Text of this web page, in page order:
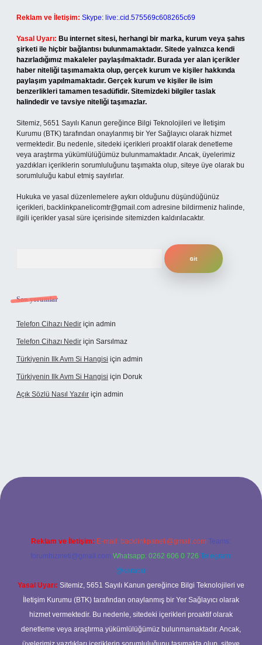
Reklam ve İletişim: Skype: live:.cid.575569c608265c69
Yasal Uyarı: Bu internet sitesi, herhangi bir marka, kurum veya şahıs
şirketi ile hiçbir bağlantısı bulunmamaktadır. Sitede yalnızca kendi
hazırladığımız makaleler paylaşılmaktadır. Burada yer alan içerikler
haber niteliği taşımamakta olup, gerçek kurum ve kişiler hakkında
paylaşım yapılmamaktadır. Gerçek kurum ve kişiler ile isim
benzerlikleri tamamen tesadüfidir. Sitemizdeki bilgiler taslak
halindedir ve tavsiye niteliği taşımazlar.
Sitemiz, 5651 Sayılı Kanun gereğince Bilgi Teknolojileri ve İletişim
Kurumu (BTK) tarafından onaylanmış bir Yer Sağlayıcı olarak hizmet
vermektedir. Bu nedenle, sitedeki içerikleri proaktif olarak denetleme
veya araştırma yükümlülüğümüz bulunmamaktadır. Ancak, üyelerimiz
yazdıkları içeriklerin sorumluluğunu taşımakta olup, siteye üye olarak bu
sorumluluğu kabul etmiş sayılırlar.
Hukuka ve yasal düzenlemelere aykırı olduğunu düşündüğünüz
içerikleri, backlinkpanelicomtr@gmail.com adresine bildirmeniz halinde,
ilgili içerikler yasal süre içerisinde sitemizden kaldırılacaktır.
Son yorumlar
Telefon Cihazı Nedir için admin
Telefon Cihazı Nedir için Sarsılmaz
Türkiyenin Ilk Avm Si Hangisi için admin
Türkiyenin Ilk Avm Si Hangisi için Doruk
Açık Sözlü Nasıl Yazılır için admin
Reklam ve İletişim: E-mail: backlinkpaneli@gmail.com Teams:
forumhizmeti@gmail.com Whatsapp: 0262 606 0 726 Telegram:
@karabul
Yasal Uyarı: Sitemiz, 5651 Sayılı Kanun gereğince Bilgi Teknolojileri ve
İletişim Kurumu (BTK) tarafından onaylanmış bir Yer Sağlayıcı olarak
hizmet vermektedir. Bu nedenle, sitedeki içerikleri proaktif olarak
denetleme veya araştırma yükümlülüğümüz bulunmamaktadır. Ancak,